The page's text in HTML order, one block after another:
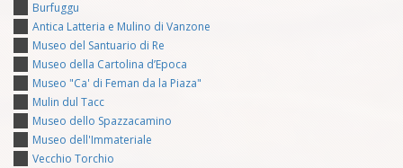
Burfuggu
Antica Latteria e Mulino di Vanzone
Museo del Santuario di Re
Museo della Cartolina d’Epoca
Museo "Ca' di Feman da la Piaza"
Mulin dul Tacc
Museo dello Spazzacamino
Museo dell'Immateriale
Vecchio Torchio